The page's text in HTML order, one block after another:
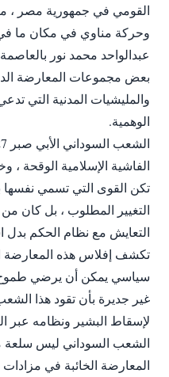
القومي في جمهورية مصر ،
وحركة مناوي في مكان ما في
عبدالواحد محمد نور
بعض مجموعات المعارضة
والمليشيات المدنية التي
الوهمية.
الفاشية الإسلامية الوقحة
تكن القوى التي تسمي
التغيير المطلوب ، بل كان من
التعايش مع نظام الحكم بدل
تكشف إفلاس هذه المعارضة
سياسي يمكن أن يرضي طموح
غير جديرة بأن تقود هذا
لإسقاط البشير ونظامه عبر
الشعب السوداني ليس سلعة
المعارضة الخائبة في مزادات